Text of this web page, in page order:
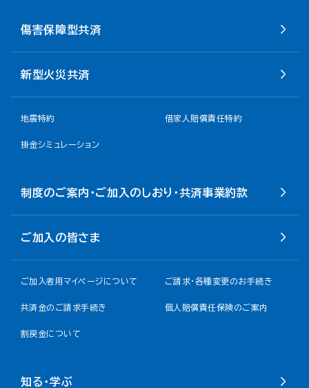
傷害保障型共済
新型火災共済
地震特約 借家人賠償責任特約
掛金シミュレーション
制度のご案内・ご加入のしおり・共済事業約款
ご加入の皆さま
ご加入者用マイページについて ご請求・各種変更のお手続き
共済金のご請求手続き 個人賠償責任保険のご案内
割戻金について​
知る・学ぶ